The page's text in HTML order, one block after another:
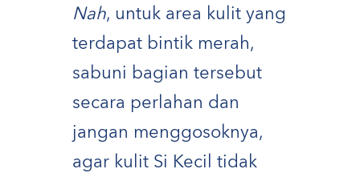
Nah, untuk area kulit yang
terdapat bintik merah,
sabuni bagian tersebut
secara perlahan dan
jangan menggosoknya,
agar kulit Si Kecil tidak